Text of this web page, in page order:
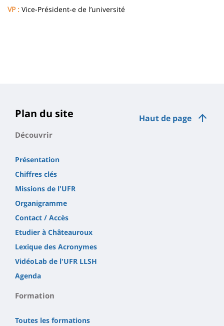
VP : Vice-Président-e de l’université
Haut de page
Plan du site
Découvrir
Présentation
Chiffres clés
Missions de l'UFR
Organigramme
Contact / Accès
Etudier à Châteauroux
Lexique des Acronymes
VidéoLab de l'UFR LLSH
Agenda
Formation
Toutes les formations